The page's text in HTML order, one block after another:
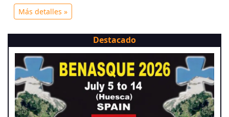
Más detalles »
Destacado